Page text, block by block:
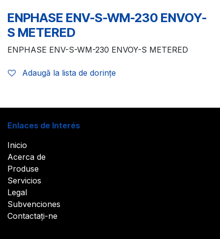
ENPHASE ENV-S-WM-230 ENVOY-
S METERED
ENPHASE ENV-S-WM-230 ENVOY-S METERED
Adaugă la lista de dorințe
Enlaces de Interés
Inicio
Acerca de
Produse
Servicios
Legal
Subvenciones
Contactați-ne